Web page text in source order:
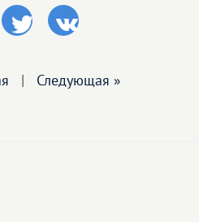
| Следующая »